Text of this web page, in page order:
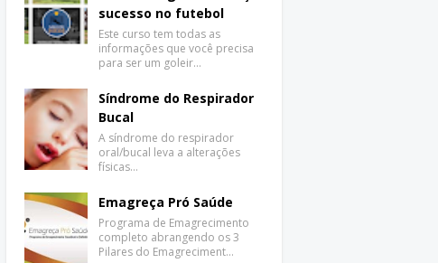
sucesso no futebol
Este curso tem todas as
informações que você precisa
para ser um goleir…
Síndrome do Respirador
Bucal
A síndrome do respirador
oral/bucal leva a alterações
físicas…
Emagreça Pró Saúde
Programa de Emagrecimento
completo abrangendo os 3
Pilares do Emagreciment…